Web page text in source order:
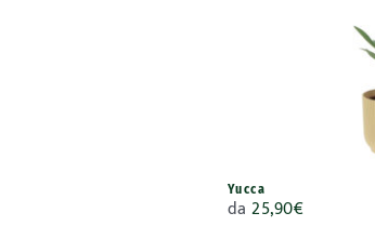
Yucca
da25,90€